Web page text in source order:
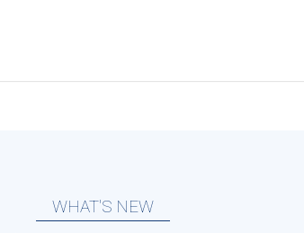
WHAT'S NEW